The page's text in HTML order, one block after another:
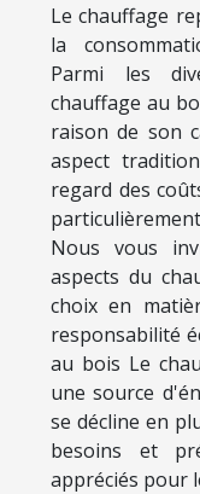
Le chauffage
la
Parmi les
chauffage au
raison de son
aspect
regard des
Nous vous
aspects du
choix en
responsabilité
au bois Le
une source
se décline en
besoins et
appréciés pour